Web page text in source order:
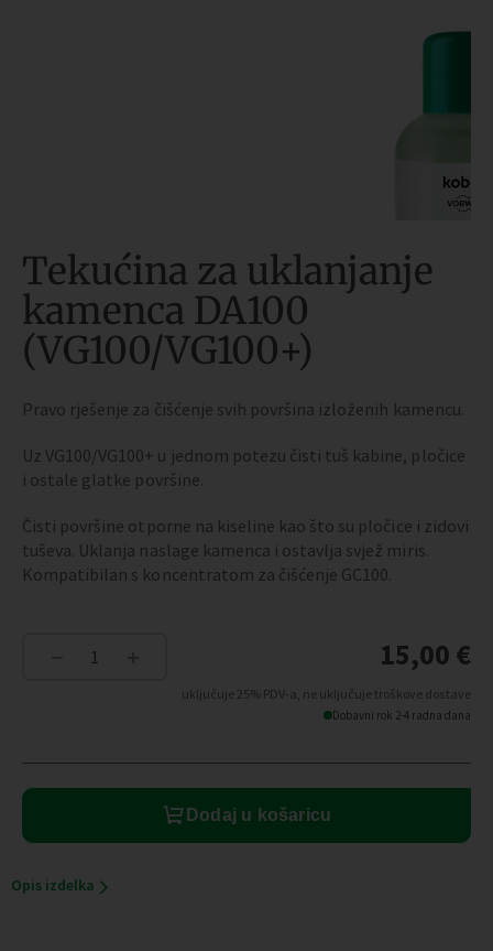
Tekućina za uklanjanje
kamenca DA100
(VG100/VG100+)
Pravo rješenje za čišćenje svih površina izloženih kamencu.
Uz VG100/VG100+ u jednom potezu čisti tuš kabine, pločice
i ostale glatke površine.
Čisti površine otporne na kiseline kao što su pločice i zidovi
tuševa. Uklanja naslage kamenca i ostavlja svjež miris.
Kompatibilan s koncentratom za čišćenje GC100.
Tekućina
DA100
15,00 €
uključuje 25% PDV-a, ne uključuje troškove dostave
Dobavni rok 2-4 radna dana
Dodaj u košaricu
Opis izdelka